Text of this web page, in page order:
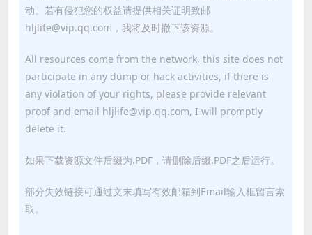
动。若有侵犯您的权益请提供相关证明致邮
hljlife@vip.qq.com，我将及时撤下该资源。
All resources come from the network, this site does not
participate in any dump or hack activities, if there is
any violation of your rights, please provide relevant
proof and email hljlife@vip.qq.com, I will promptly
delete it.
如果下载资源文件后缀为.PDF，请删除后缀.PDF之后运行。
部分失效链接可通过文末填写有效邮箱到Email输入框留言索
取。